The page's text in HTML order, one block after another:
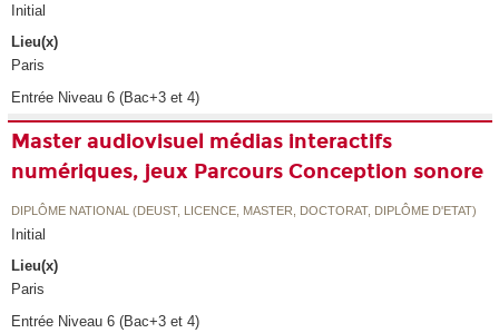
Initial
Lieu(x)
Paris
Entrée Niveau 6 (Bac+3 et 4)
Master audiovisuel médias interactifs
numériques, jeux Parcours Conception sonore
DIPLÔME NATIONAL (DEUST, LICENCE, MASTER, DOCTORAT, DIPLÔME D'ETAT)
Initial
Lieu(x)
Paris
Entrée Niveau 6 (Bac+3 et 4)